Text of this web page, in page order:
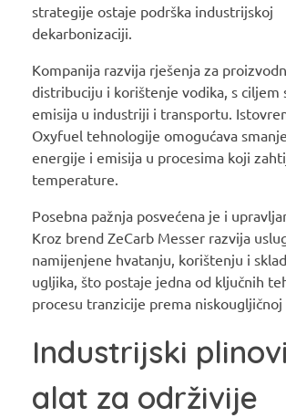
strategije ostaje podrška industrijskoj
dekarbonizaciji.
Kompanija razvija rješenja za
distribuciju i korištenje vodika, s ciljem
emisija u industriji i transportu.
Oxyfuel tehnologije omogućava
energije i emisija u procesima koji
temperature.
Posebna pažnja posvećena je i
Kroz brend ZeCarb Messer razvija
namijenjene hvatanju, korištenju i
ugljika, što postaje jedna od ključnih
procesu tranzicije prema
Industrijski
alat za održivije